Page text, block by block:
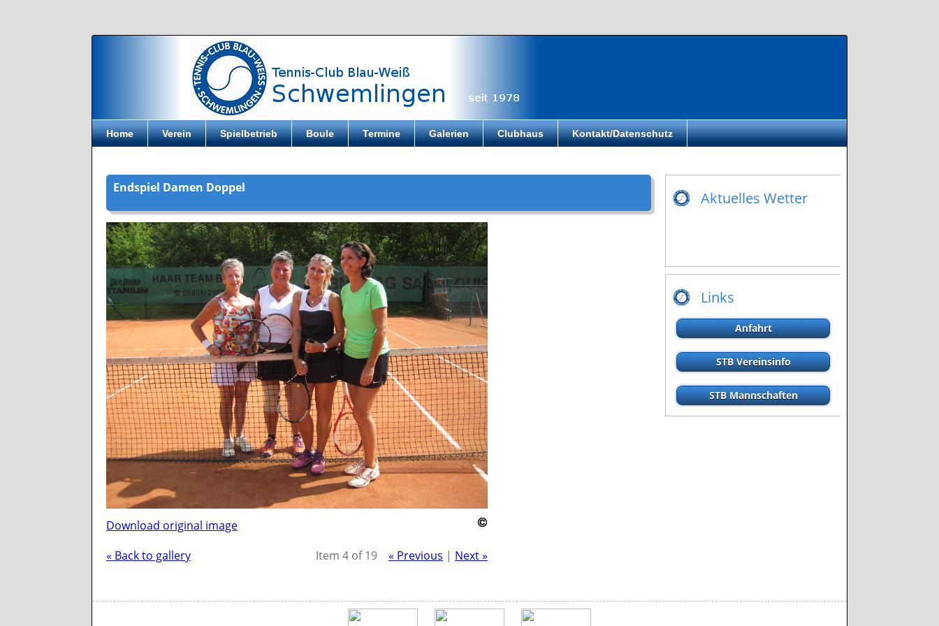
Home Verein Spielbetrieb Boule Termine Galerien Clubhaus Kontakt/Datenschutz
Endspiel Damen Doppel
Download original image
« Back to gallery
Item 4 of 19 « Previous | Next »
Aktuelles Wetter
Links
Anfahrt
STB Vereinsinfo
STB Mannschaften